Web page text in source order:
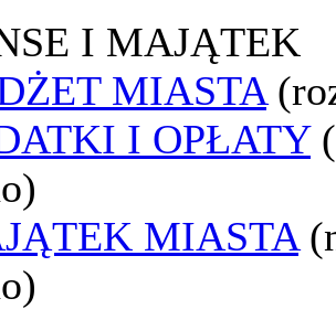
I MAJĄTEK
MIASTA
I OPŁATY
MIASTA